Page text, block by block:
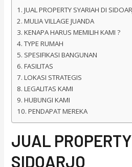
JUAL PROPERTY SYARIAH DI
MULIA VILLAGE JUANDA
KENAPA HARUS MEMILIH KAMI ?
TYPE RUMAH
SPESIFIKASI BANGUNAN
FASILITAS
LOKASI STRATEGIS
LEGALITAS KAMI
HUBUNGI KAMI
PENDAPAT MEREKA
JUAL
SIDOARJO